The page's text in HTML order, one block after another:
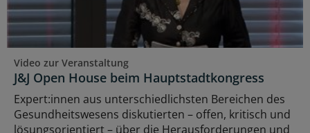
Video zur Veranstaltung
J&J Open House beim Hauptstadtkongress
Expert:innen aus unterschiedlichsten Bereichen des
Gesundheitswesens diskutierten – offen, kritisch und
lösungsorientiert – über die Herausforderungen und